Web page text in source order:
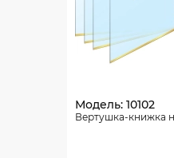
Модель: 10102
Вертушка-книжка